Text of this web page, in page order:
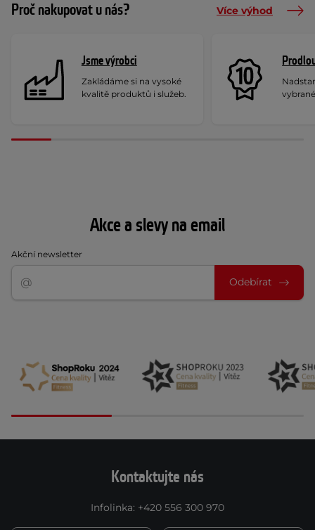
Proč nakupovat u nás? Více výhod
Jsme výrobci
Zakládáme si na vysoké
kvalitě produktů i služeb.
Akce a slevy na email
Akční newsletter
Odebírat
Kontaktujte nás
Infolinka: +420 556 300 970